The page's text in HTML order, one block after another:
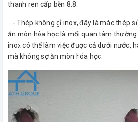
thanh ren cấp bền 8.8.
- Thép không gỉ inox, đây là mác thép
ăn mòn hóa học là mối quan tâm
inox có thể làm việc được cả dưới nước,
mà không sợ ăn mòn hóa học.